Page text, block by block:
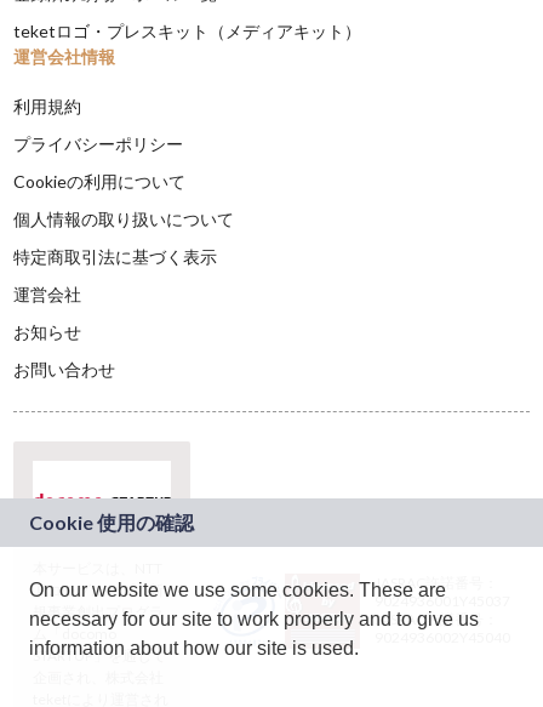
teketロゴ・プレスキット（メディアキット）
運営会社情報
利用規約
プライバシーポリシー
Cookieの利用について
個人情報の取り扱いについて
特定商取引法に基づく表示
運営会社
お知らせ
お問い合わせ
ドコモグループの新
規事業創出プログラ
ム「docomo
STARTUP」を通じて
JASRAC許諾番号：
9024936001Y45037
JASRAC許諾番号：
On our website we use some cookies. These are
necessary for our site to work properly and to give us
information about how our site is used.